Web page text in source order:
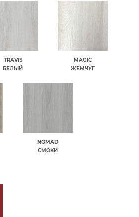
TRAVIS
БЕЛЫЙ
MAGIC
ЖЕМЧУГ
NOMAD
СМОКИ